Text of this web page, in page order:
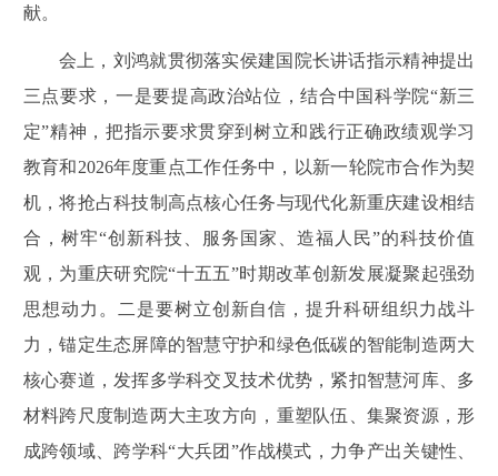
献。
会上，刘鸿就贯彻落实侯建国院长讲话指示精神提出
三点要求，一是要提高政治站位，结合中国科学院“新三
定”精神，把指示要求贯穿到树立和践行正确政绩观学习
教育和2026年度重点工作任务中，以新一轮院市合作为契
机，将抢占科技制高点核心任务与现代化新重庆建设相结
合，树牢“创新科技、服务国家、造福人民”的科技价值
观，为重庆研究院“十五五”时期改革创新发展凝聚起强劲
思想动力。二是要树立创新自信，提升科研组织力战斗
力，锚定生态屏障的智慧守护和绿色低碳的智能制造两大
核心赛道，发挥多学科交叉技术优势，紧扣智慧河库、多
材料跨尺度制造两大主攻方向，重塑队伍、集聚资源，形
成跨领域、跨学科“大兵团”作战模式，力争产出关键性、